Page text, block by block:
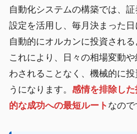
自動化システムの構築では、
設定を活用し、毎月決まった
自動的にオルカンに投資される
これにより、日々の相場変動
わされることなく、機械的に
うになります。 感情を排除し
的な成功への最短ルート なので